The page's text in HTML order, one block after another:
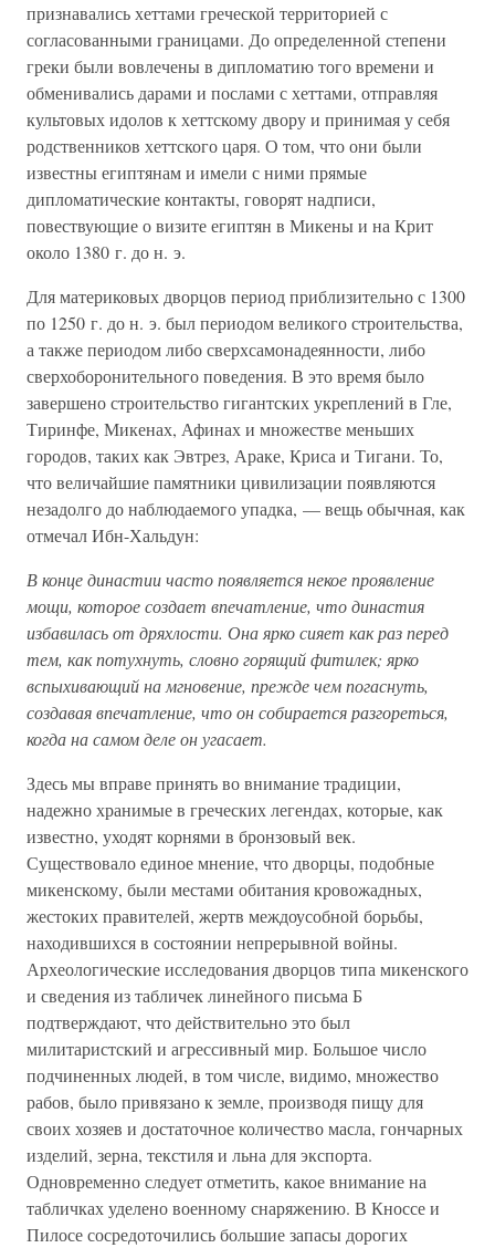
признавались хеттами греческой территорией с
согласованными границами. До определенной степени
греки были вовлечены в дипломатию того времени и
обменивались дарами и послами с хеттами, отправляя
культовых идолов к хеттскому двору и принимая у себя
родственников хеттского царя. О том, что они были
известны египтянам и имели с ними прямые
дипломатические контакты, говорят надписи,
повествующие о визите египтян в Микены и на Крит
около 1380 г. до н. э.
Для материковых дворцов период приблизительно с 1300
по 1250 г. до н. э. был периодом великого строительства,
а также периодом либо сверхсамонадеянности, либо
сверхоборонительного поведения. В это время было
завершено строительство гигантских укреплений в Гле,
Тиринфе, Микенах, Афинах и множестве меньших
городов, таких как Эвтрез, Араке, Криса и Тигани. То,
что величайшие памятники цивилизации появляются
незадолго до наблюдаемого упадка, — вещь обычная, как
отмечал Ибн-Хальдун:
В конце династии часто появляется некое проявление
мощи, которое создает впечатление, что династия
избавилась от дряхлости. Она ярко сияет как раз перед
тем, как потухнуть, словно горящий фитилек; ярко
вспыхивающий на мгновение, прежде чем погаснуть,
создавая впечатление, что он собирается разгореться,
когда на самом деле он угасает.
Здесь мы вправе принять во внимание традиции,
надежно хранимые в греческих легендах, которые, как
известно, уходят корнями в бронзовый век.
Существовало единое мнение, что дворцы, подобные
микенскому, были местами обитания кровожадных,
жестоких правителей, жертв междоусобной борьбы,
находившихся в состоянии непрерывной войны.
Археологические исследования дворцов типа микенского
и сведения из табличек линейного письма Б
подтверждают, что действительно это был
милитаристский и агрессивный мир. Большое число
подчиненных людей, в том числе, видимо, множество
рабов, было привязано к земле, производя пищу для
своих хозяев и достаточное количество масла, гончарных
изделий, зерна, текстиля и льна для экспорта.
Одновременно следует отметить, какое внимание на
табличках уделено военному снаряжению. В Кноссе и
Пилосе сосредоточились большие запасы дорогих